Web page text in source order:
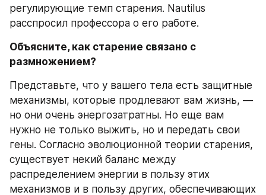
регулирующие темп старения. Nautilus
расспросил профессора о его работе.
Объясните, как старение связано с
размножением?
Представьте, что у вашего тела есть защитные
механизмы, которые продлевают вам жизнь, —
но они очень энергозатратны. Но еще вам
нужно не только выжить, но и передать свои
гены. Согласно эволюционной теории старения,
существует некий баланс между
распределением энергии в пользу этих
механизмов и в пользу других, обеспечивающих